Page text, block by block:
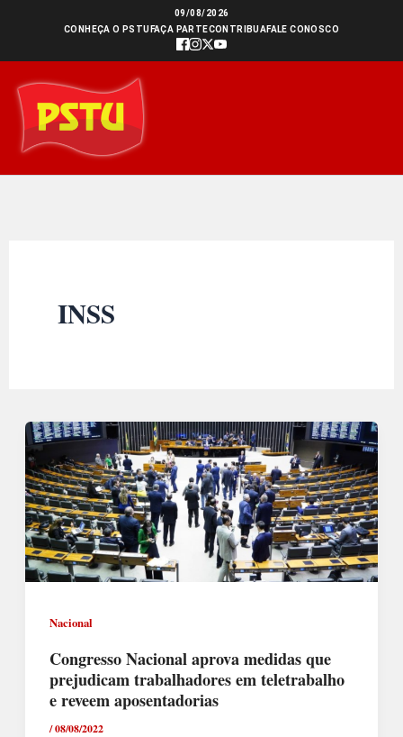
conteúdo
09/08/2026
CONHEÇA O PSTU FAÇA PARTECONTRIBUAFALE CONOSCO
INSS
Nacional
Congresso Nacional aprova medidas que
prejudicam trabalhadores em teletrabalho
e reveem aposentadorias
/08/08/2022